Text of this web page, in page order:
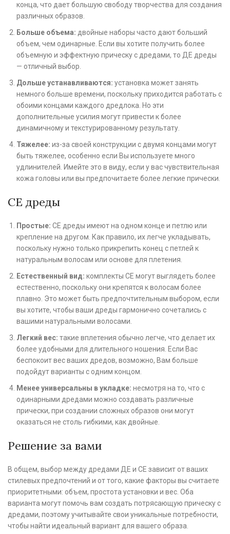
конца, что дает большую свободу творчества для создания
различных образов.
Больше объема: двойные наборы часто дают больший
объем, чем одинарные. Если вы хотите получить более
объемную и эффектную прическу с дредами, то ДЕ дреды
— отличный выбор.
Дольше устанавливаются: установка может занять
немного больше времени, поскольку приходится работать с
обоими концами каждого дредлока. Но эти
дополнительные усилия могут привести к более
динамичному и текстурированному результату.
Тяжелее: из-за своей конструкции с двумя концами могут
быть тяжелее, особенно если Вы используете много
удлинителей. Имейте это в виду, если у вас чувствительная
кожа головы или вы предпочитаете более легкие прически.
СЕ дреды
Простые: СЕ дреды имеют на одном конце и петлю или
крепление на другом. Как правило, их легче укладывать,
поскольку нужно только прикрепить конец с петлей к
натуральным волосам или основе для плетения.
Естественный вид: комплекты СЕ могут выглядеть более
естественно, поскольку они крепятся к волосам более
плавно. Это может быть предпочтительным выбором, если
вы хотите, чтобы ваши дреды гармонично сочетались с
вашими натуральными волосами.
Легкий вес: такие вплетения обычно легче, что делает их
более удобными для длительного ношения. Если Вас
беспокоит вес ваших дредов, возможно, Вам больше
подойдут варианты с одним концом.
Менее универсальны в укладке: несмотря на то, что с
одинарными дредами можно создавать различные
прически, при создании сложных образов они могут
оказаться не столь гибкими, как двойные.
Решение за вами
В общем, выбор между дредами ДЕ и СЕ зависит от ваших
стилевых предпочтений и от того, какие факторы вы считаете
приоритетными: объем, простота установки и вес. Оба
варианта могут помочь вам создать потрясающую прическу с
дредами, поэтому учитывайте свои уникальные потребности,
чтобы найти идеальный вариант для вашего образа.